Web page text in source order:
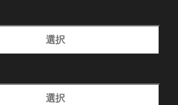
選択
選択